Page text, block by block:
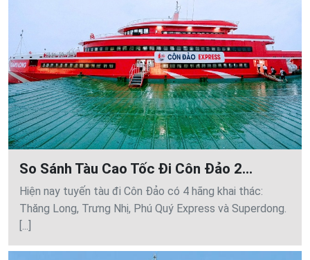
So Sánh Tàu Cao Tốc Đi Côn Đảo 2...
Hiện nay tuyến tàu đi Côn Đảo có 4 hãng khai thác:
Thăng Long, Trưng Nhị, Phú Quý Express và Superdong.
[...]